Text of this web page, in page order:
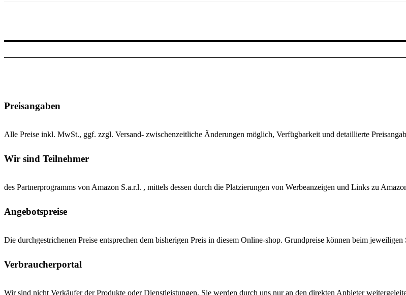
Preisangaben
Alle Preise inkl. MwSt., ggf. zzgl. Versand- zwischenzeitliche Änderungen möglich, Verfügbarkeit und detaillierte
Wir sind Teilnehmer
des Partnerprogramms von Amazon S.a.r.l. , mittels dessen durch die Platzierungen von Werbeanzeigen und Links zu
Angebotspreise
Die durchgestrichenen Preise entsprechen dem bisherigen Preis in diesem Online-shop. Grundpreise können beim
Verbraucherportal
Wir sind nicht Verkäufer der Produkte oder Dienstleistungen, Sie werden durch uns nur an den direkten Anbieter